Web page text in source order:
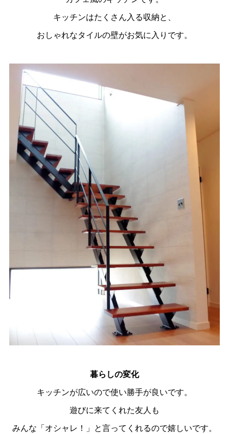
キッチンはたくさん入る収納と、
おしゃれなタイルの壁がお気に入りです。
暮らしの変化
キッチンが広いので使い勝手が良いです。
遊びに来てくれた友人も
みんな「オシャレ！」と言ってくれるので嬉しいです。